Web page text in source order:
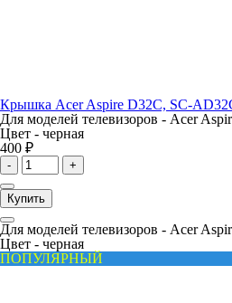
Крышка Acer Aspire D32C, SC-
Для моделей телевизоров - Acer
Цвет - черная
400 ₽
- +
Купить
Для моделей телевизоров - Acer
Цвет - черная
ПОПУЛЯРНЫЙ